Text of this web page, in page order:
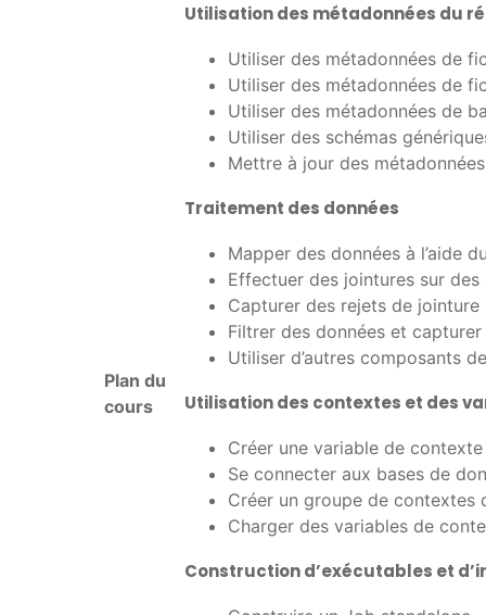
Plan du
cours
Utilisation des métadonnées du
Utiliser des métadonnées de
Utiliser des métadonnées de
Utiliser des métadonnées de
Utiliser des schémas
Mettre à jour des métadonnées
Traitement des données
Mapper des données à l’aide
Effectuer des jointures sur
Capturer des rejets de jointure
Filtrer des données et
Utiliser d’autres composants
Utilisation des contextes et des
Créer une variable de
Se connecter aux bases de
Créer un groupe de contextes
Charger des variables de
Construction d’exécutables et